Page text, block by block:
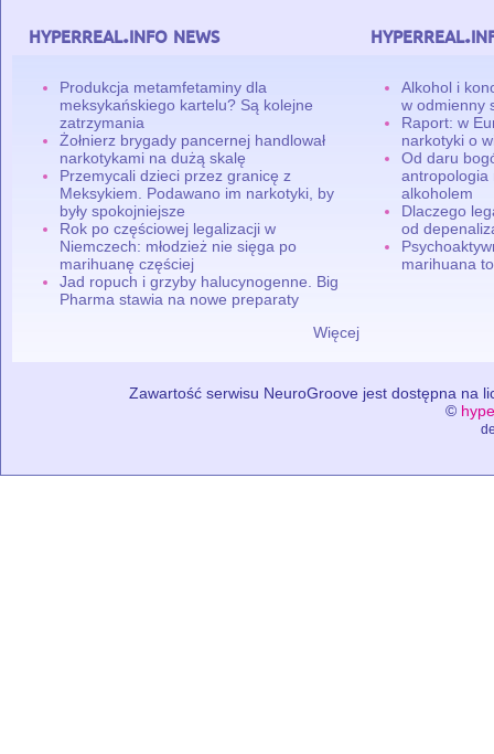
hyperreal.info news
Produkcja metamfetaminy dla
meksykańskiego kartelu? Są kolejne
zatrzymania
Żołnierz brygady pancernej handlował
narkotykami na dużą skalę
Przemycali dzieci przez granicę z
Meksykiem. Podawano im narkotyki, by
były spokojniejsze
Rok po częściowej legalizacji w
Niemczech: młodzież nie sięga po
marihuanę częściej
Jad ropuch i grzyby halucynogenne. Big
Pharma stawia na nowe preparaty
Więcej
Alkohol i
w odmienny
Raport: w
narkotyki o
Od daru
antropologia
alkoholem
Dlaczego
od
marihuana
Zawartość serwisu NeuroGroove jest dostępna na
©